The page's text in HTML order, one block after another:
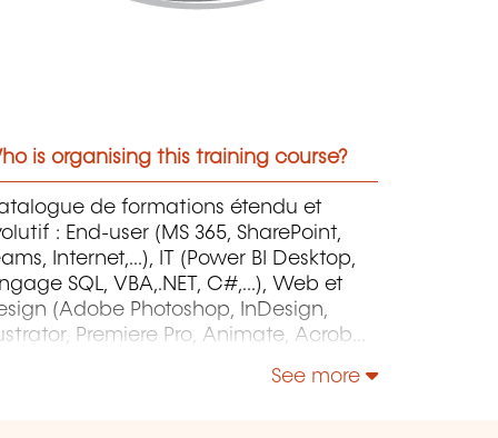
is organising this training course?
de formations étendu et
: End-user (MS 365, SharePoint,
Internet,...), IT (Power BI Desktop,
SQL, VBA,.NET, C#,...), Web et
(Adobe Photoshop, InDesign,
Premiere Pro, Animate, Acrobat
Management (MS Project)
See more